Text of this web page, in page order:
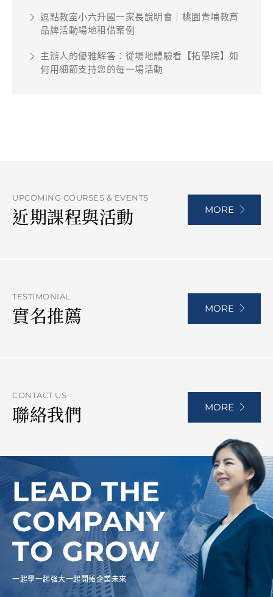
逗點教室小六升國一家長說明會｜桃園青埔教育
品牌活動場地租借案例
主辦人的優雅解答：從場地體驗看【拓學院】如
何用細節支持您的每一場活動
MORE
UPCOMING COURSES & EVENTS
近期課程與活動
MORE
TESTIMONIAL
實名推薦
MORE
CONTACT US
聯絡我們
LEAD THE
COMPANY
TO GROW
一起學一起強大一起開拓企業未來